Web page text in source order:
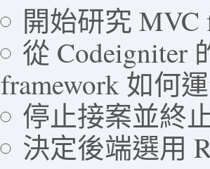
開始研究 MVC
從 Codeigniter
framework 如何
停止接案並終
決定後端選用